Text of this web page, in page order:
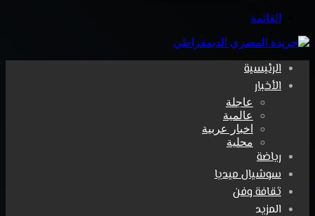
القائمة
الرئيسية
الأخبار
عاجلة
عالمية
اخبار عربية
محلية
رياضة
سوشيال ميديا
ثقافة وفن
المزيد